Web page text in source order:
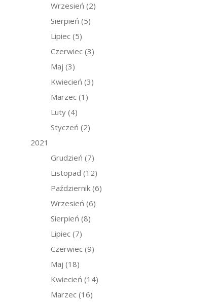
Wrzesień (2)
Sierpień (5)
Lipiec (5)
Czerwiec (3)
Maj (3)
Kwiecień (3)
Marzec (1)
Luty (4)
Styczeń (2)
2021
Grudzień (7)
Listopad (12)
Październik (6)
Wrzesień (6)
Sierpień (8)
Lipiec (7)
Czerwiec (9)
Maj (18)
Kwiecień (14)
Marzec (16)